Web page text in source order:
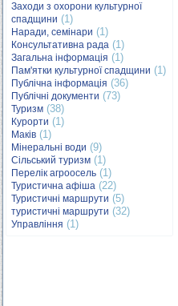
Заходи з охорони культурної
спадщини (1)
Наради, семінари (1)
Консультативна рада (1)
Загальна інформація (1)
Пам'ятки культурної спадщини (1)
Публічна інформація (36)
Публічні документи (73)
Туризм (38)
Курорти (1)
Маків (1)
Мінеральні води (9)
Сільський туризм (1)
Перелік агроосель (1)
Туристична афіша (22)
Туристичні маршрути (5)
туристичні маршрути (32)
Управління (1)